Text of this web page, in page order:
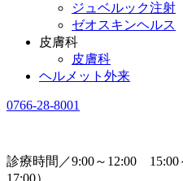
ジュベルック注射
ゼオスキンヘルス
皮膚科
皮膚科
ヘルメット外来
0766-28-8001
診療時間／9:00～12:00 15:00
17:00）